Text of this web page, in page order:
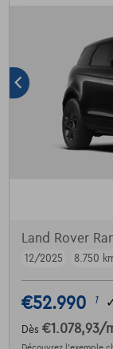
Land Rover
12/2025
8.750
€52.990 1
Dès €1.078,93/